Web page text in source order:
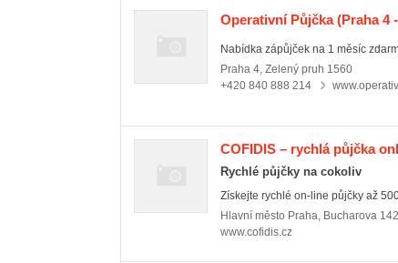
Operativní Půjčka(Praha 4
Nabídka zápůjček na 1 měsíc
Praha 4, Zelený pruh 1560
+420 840 888 214
COFIDIS – rychlá půjčka
Rychlé půjčky na cokoliv
Získejte rychlé on-line půjčky až
Hlavní město Praha, Bucharova
www.cofidis.cz